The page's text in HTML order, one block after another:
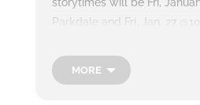
Parkdale and Fri, Jan. 27
———————–
El primer viernes del mes en
MORE